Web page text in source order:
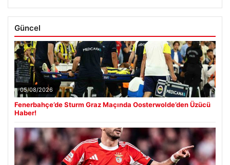
Güncel
05/08/2026
Fenerbahçe’de Sturm Graz Maçında Oosterwolde’den Üzücü
Haber!